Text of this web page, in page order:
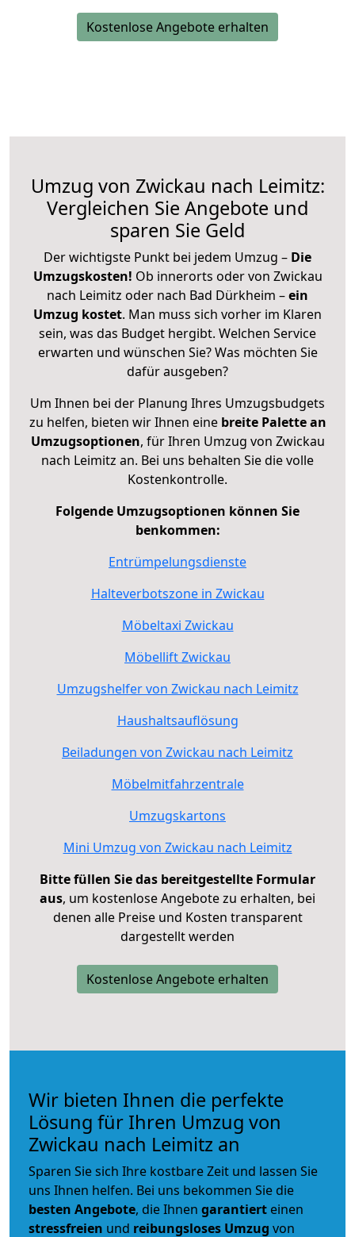
Kostenlose Angebote erhalten
Umzug von Zwickau nach Leimitz:
Vergleichen Sie Angebote und
sparen Sie Geld
Der wichtigste Punkt bei jedem Umzug – Die
Umzugskosten! Ob innerorts oder von Zwickau
nach Leimitz oder nach Bad Dürkheim –ein
Umzug kostet. Man muss sich vorher im Klaren
sein, was das Budget hergibt. Welchen Service
erwarten und wünschen Sie? Was möchten Sie
dafür ausgeben?
Um Ihnen bei der Planung Ihres Umzugsbudgets
zu helfen, bieten wir Ihnen eine breite Palette an
Umzugsoptionen, für Ihren Umzug von Zwickau
nach Leimitz an. Bei uns behalten Sie die volle
Kostenkontrolle.
Folgende Umzugsoptionen können Sie
benkommen:
Entrümpelungsdienste
Halteverbotszone in Zwickau
Möbeltaxi Zwickau
Möbellift Zwickau
Umzugshelfer von Zwickau nach Leimitz
Haushaltsauflösung
Beiladungen von Zwickau nach Leimitz
Möbelmitfahrzentrale
Umzugskartons
Mini Umzug von Zwickau nach Leimitz
Bitte füllen Sie das bereitgestellte Formular
aus, um kostenlose Angebote zu erhalten, bei
denen alle Preise und Kosten transparent
dargestellt werden
Kostenlose Angebote erhalten
Wir bieten Ihnen die perfekte
Lösung für Ihren Umzug von
Zwickau nach Leimitz an
Sparen Sie sich Ihre kostbare Zeit und lassen Sie
uns Ihnen helfen. Bei uns bekommen Sie die
besten Angebote, die Ihnen garantiert einen
stressfreien und reibungsloses Umzug von